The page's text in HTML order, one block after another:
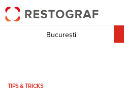
București
TIPS & TRICKS